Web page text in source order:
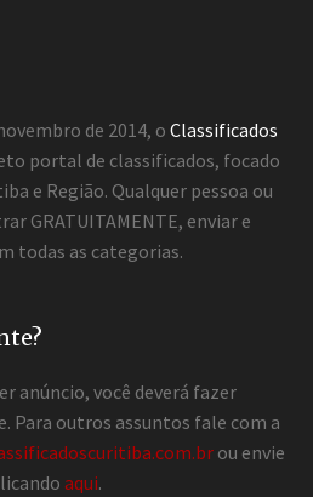
de 2014, o Classificados
portal de classificados, focado
e Região. Qualquer pessoa ou
GRATUITAMENTE, enviar e
todas as categorias.
anúncio, você deverá fazer
Para outros assuntos fale com a
ou envie
aqui.